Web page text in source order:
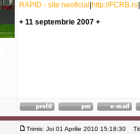
RAPID - site neoficial http://FCRB.ro
+ 11 septembrie 2007 +
Trimis: Joi 01 Aprilie 2010 15:18:30